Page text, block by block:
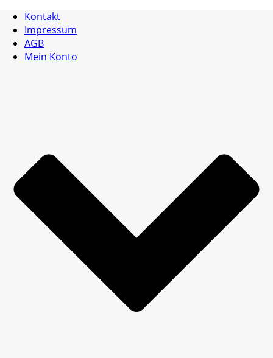
Kontakt
Impressum
AGB
Mein Konto